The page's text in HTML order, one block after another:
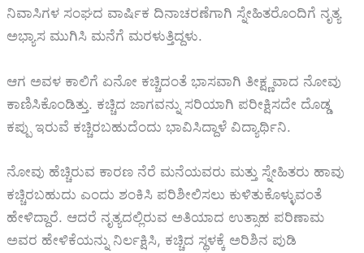
ನಿವಾಸಿಗಳ ಸಂಘದ ವಾರ್ಷಿಕ ದಿನಾಚರಣೆಗಾಗಿ ಸ್ನೇಹಿತರೊಂದಿಗೆ ನೃತ್ಯ
ಅಭ್ಯಾಸ ಮುಗಿಸಿ ಮನೆಗೆ ಮರಳುತ್ತಿದ್ದಳು.
ಆಗ ಅವಳ ಕಾಲಿಗೆ ಏನೋ ಕಚ್ಚಿದಂತೆ ಭಾಸವಾಗಿ ತೀಕ್ಷ್ಣವಾದ ನೋವು
ಕಾಣಿಸಿಕೊಂಡಿತ್ತು. ಕಚ್ಚಿದ ಜಾಗವನ್ನು ಸರಿಯಾಗಿ ಪರೀಕ್ಷಿಸದೇ ದೊಡ್ಡ
ಕಪ್ಪು ಇರುವೆ ಕಚ್ಚಿರಬಹುದೆಂದು ಭಾವಿಸಿದ್ದಾಳೆ ವಿದ್ಯಾರ್ಥಿನಿ.
ನೋವು ಹೆಚ್ಚಿರುವ ಕಾರಣ ನೆರೆ ಮನೆಯವರು ಮತ್ತು ಸ್ನೇಹಿತರು ಹಾವು
ಕಚ್ಚಿರಬಹುದು ಎಂದು ಶಂಕಿಸಿ ಪರಿಶೀಲಿಸಲು ಕುಳಿತುಕೊಳ್ಳುವಂತೆ
ಹೇಳಿದ್ದಾರೆ. ಆದರೆ ನೃತ್ಯದಲ್ಲಿರುವ ಅತಿಯಾದ ಉತ್ಸಾಹ ಪರಿಣಾಮ
ಅವರ ಹೇಳಿಕೆಯನ್ನು ನಿರ್ಲಕ್ಷಿಸಿ, ಕಚ್ಚಿದ ಸ್ಥಳಕ್ಕೆ ಅರಿಶಿನ ಪುಡಿ